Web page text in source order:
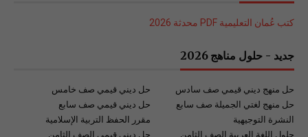
كتب عُمان التعليمية PDF محدثة 2026
جديد - حلول مناهج 2026
حل ديني قيمي صف خامس
حل منهج ديني قيمي صف سادس
حل ديني قيمي صف سابع
حل منهج لغتي الجميلة صف سابع
مقرر الحفظ التربية الإسلامية
النشرة التوجيهية
حل ديني قيمي الصف الثامن
حلول اللغة العربية الصف الثامن